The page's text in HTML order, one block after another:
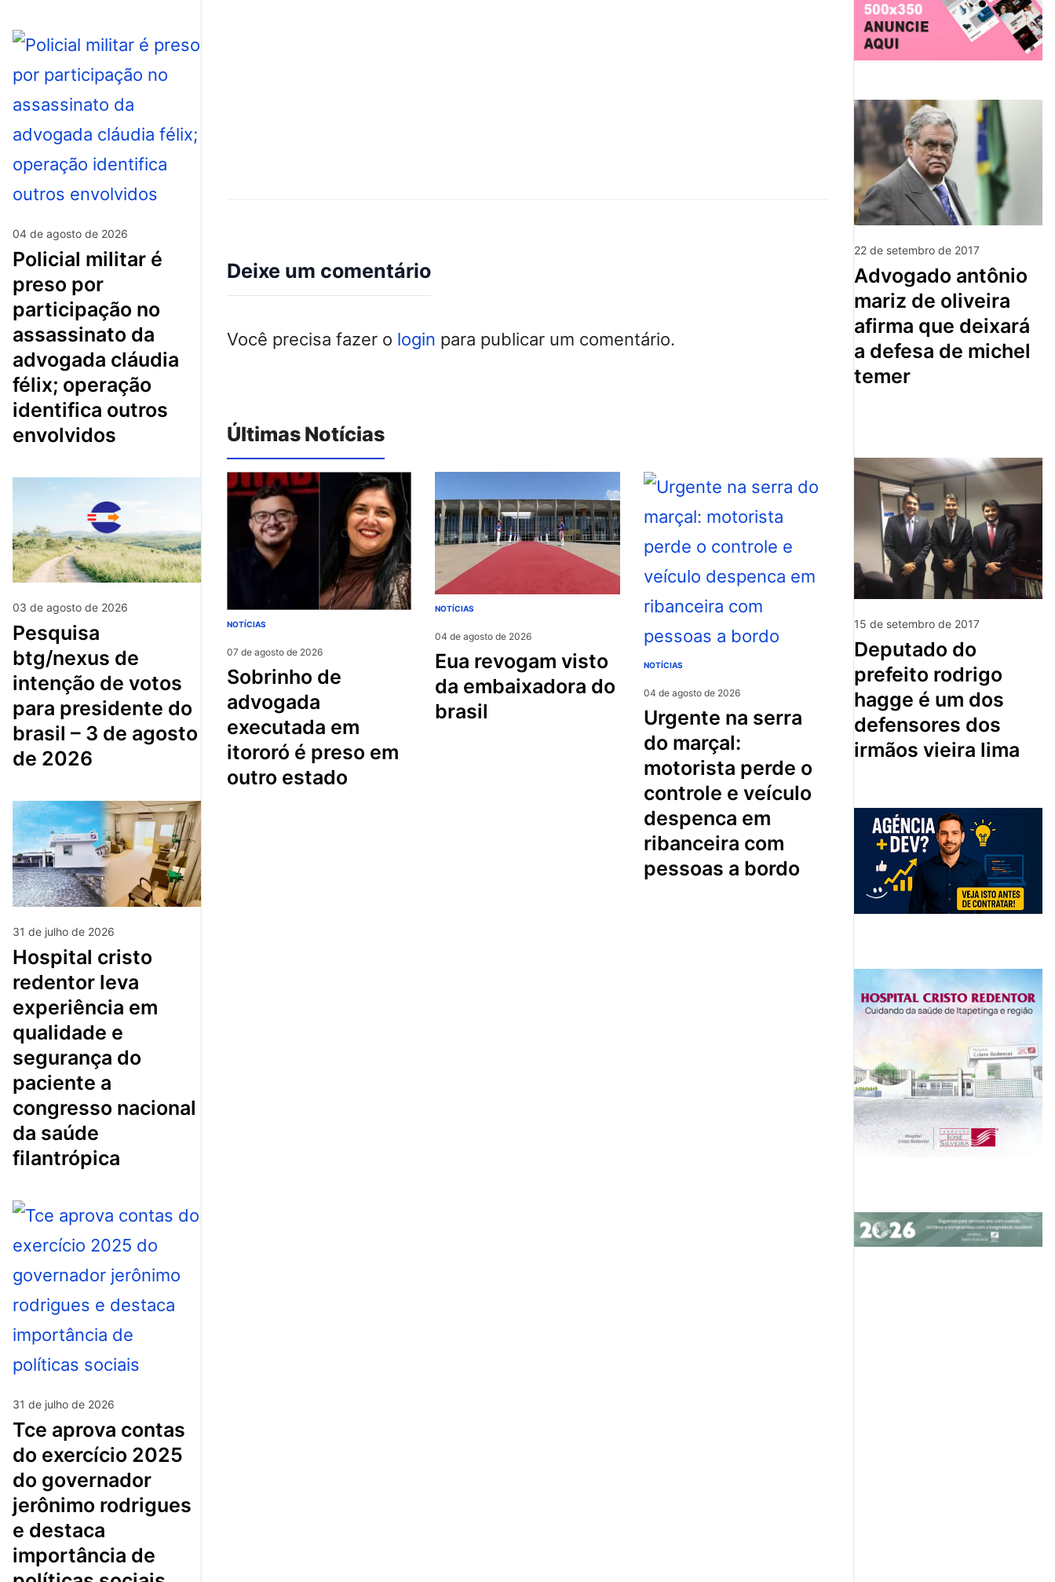
04 de agosto de 2026
policial militar é
preso por
participação no
assassinato da
advogada cláudia
félix; operação
identifica outros
envolvidos
03 de agosto de 2026
pesquisa
btg/nexus de
intenção de votos
para presidente do
brasil – 3 de agosto
de 2026
31 de julho de 2026
hospital cristo
redentor leva
experiência em
qualidade e
segurança do
paciente a
congresso nacional
da saúde
filantrópica
31 de julho de 2026
tce aprova contas
do exercício 2025
do governador
jerônimo rodrigues
e destaca
importância de
Deixe um comentário
Você precisa fazer o login para publicar um comentário.
Últimas Notícias
NOTÍCIAS
07 de agosto de 2026
sobrinho de
advogada
executada em
itororó é preso em
outro estado
NOTÍCIAS
04 de agosto de 2026
eua revogam visto
da embaixadora do
brasil
NOTÍCIAS
04 de agosto de 2026
urgente na serra
do marçal:
motorista perde o
controle e veículo
despenca em
ribanceira com
pessoas a bordo
22 de setembro de 2017
advogado antônio
mariz de oliveira
afirma que deixará
a defesa de michel
temer
15 de setembro de 2017
deputado do
prefeito rodrigo
hagge é um dos
defensores dos
irmãos vieira lima